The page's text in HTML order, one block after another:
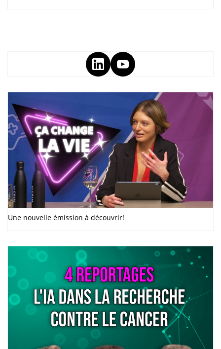
Une nouvelle émission à découvrir!